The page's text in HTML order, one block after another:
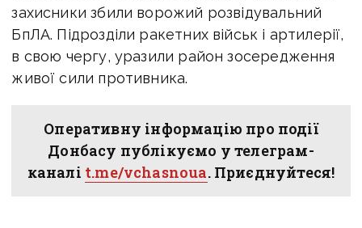
захисники збили ворожий розвідувальний
БпЛА. Підрозділи ракетних військ і артилерії,
в свою чергу, уразили район зосередження
живої сили противника.
Оперативну інформацію про події
Донбасу публікуємо у телеграм-
каналі t.me/vchasnoua. Приєднуйтеся!